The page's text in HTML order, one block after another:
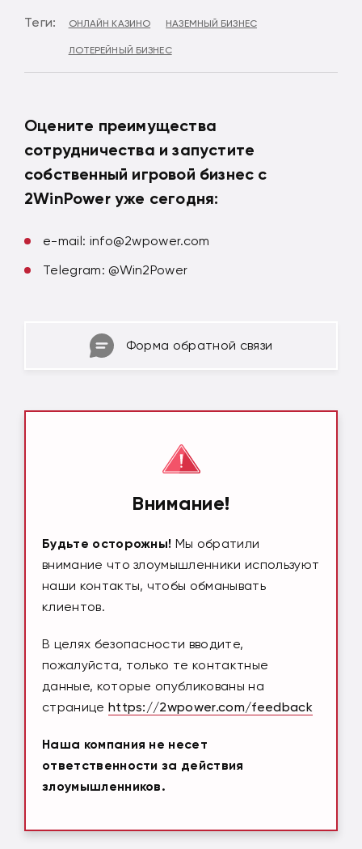
Теги: ОНЛАЙН КАЗИНО НАЗЕМНЫЙ БИЗНЕС
ЛОТЕРЕЙНЫЙ БИЗНЕС
Оцените преимущества
сотрудничества и запустите
собственный игровой бизнес с
2WinPower уже сегодня:
e-mail: info@2wpower.com
Telegram: @Win2Power
Форма обратной связи
Внимание!
Будьте осторожны! Мы обратили
внимание что злоумышленники используют
наши контакты, чтобы обманывать
клиентов.
В целях безопасности вводите,
пожалуйста, только те контактные
данные, которые опубликованы на
странице https://2wpower.com/feedback
Наша компания не несет
ответственности за действия
злоумышленников.